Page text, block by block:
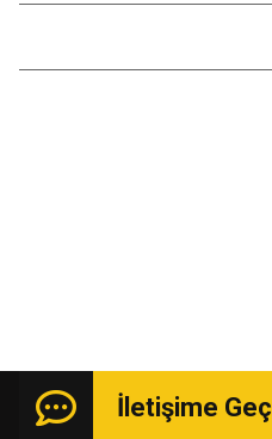
İletişime Geç